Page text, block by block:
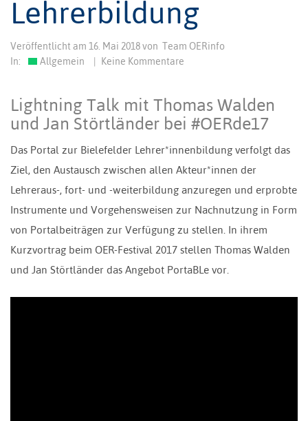
Lehrerbildung
Veröffentlicht am 16. Mai 2018von Team OERinfo
In:
Allgemein Keine Kommentare
Lightning Talk mit Thomas Walden
und Jan Störtländer bei #OERde17
Das Portal zur Bielefelder Lehrer*innenbildung verfolgt das
Ziel, den Austausch zwischen allen Akteur*innen der
Lehreraus-, fort- und -weiterbildung anzuregen und erprobte
Instrumente und Vorgehensweisen zur Nachnutzung in Form
von Portalbeiträgen zur Verfügung zu stellen. In ihrem
Kurzvortrag beim OER-Festival 2017 stellen Thomas Walden
und Jan Störtländer das Angebot PortaBLe vor.